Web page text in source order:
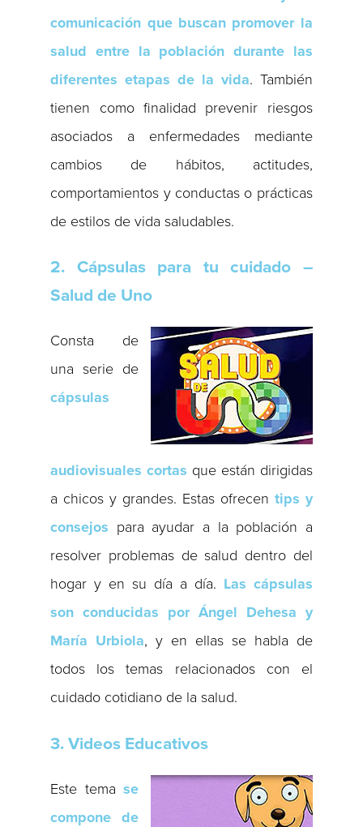
comunicación que buscan promover la
salud entre la población durante las
diferentes etapas de la vida. También
tienen como finalidad prevenir riesgos
asociados a enfermedades mediante
cambios de hábitos, actitudes,
comportamientos y conductas o prácticas
de estilos de vida saludables.
2. Cápsulas para tu cuidado –
Salud de Uno
Consta de
una serie de
cápsulas
audiovisuales cortas que están dirigidas
a chicos y grandes. Estas ofrecen tips y
consejos para ayudar a la población a
resolver problemas de salud dentro del
hogar y en su día a día. Las cápsulas
son conducidas por Ángel Dehesa y
María Urbiola, y en ellas se habla de
todos los temas relacionados con el
cuidado cotidiano de la salud.
3. Videos Educativos
Este tema se
compone de